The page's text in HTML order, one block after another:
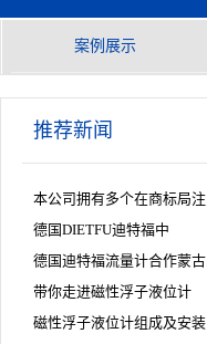
案例展示
推荐新闻
本公司拥有多个在商标局注
德国DIETFU迪特福中
德国迪特福流量计合作蒙古
带你走进磁性浮子液位计
磁性浮子液位计组成及安装